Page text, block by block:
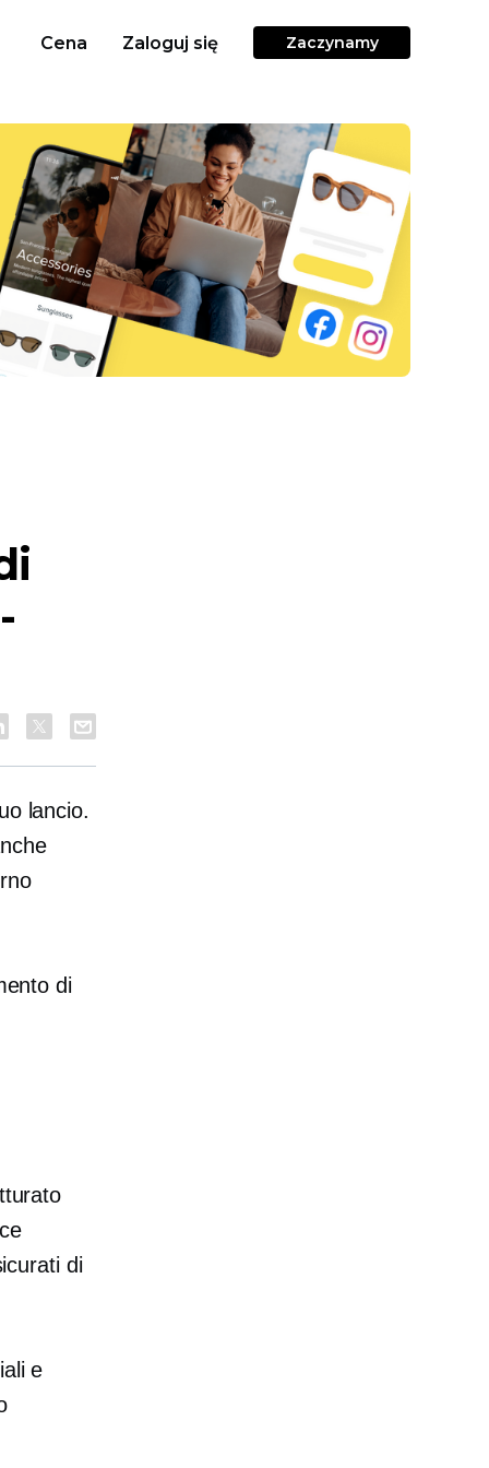
Cena Zaloguj się Zaczynamy
lancio.
di
di
e